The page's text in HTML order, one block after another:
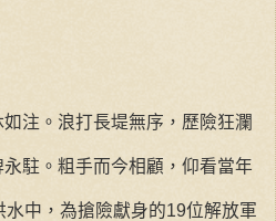
注。浪打長堤無序，歷險狂瀾
駐。粗手而今相顧，仰看當年
中，為搶險獻身的19位解放軍